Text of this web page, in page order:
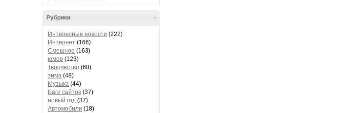
-
Рубрики
Интересные новости (222)
Интернет (166)
Смешное (163)
юмор (123)
Творчество (60)
зима (48)
Музыка (44)
Баги сайтов (37)
новый год (37)
Автомобили (18)